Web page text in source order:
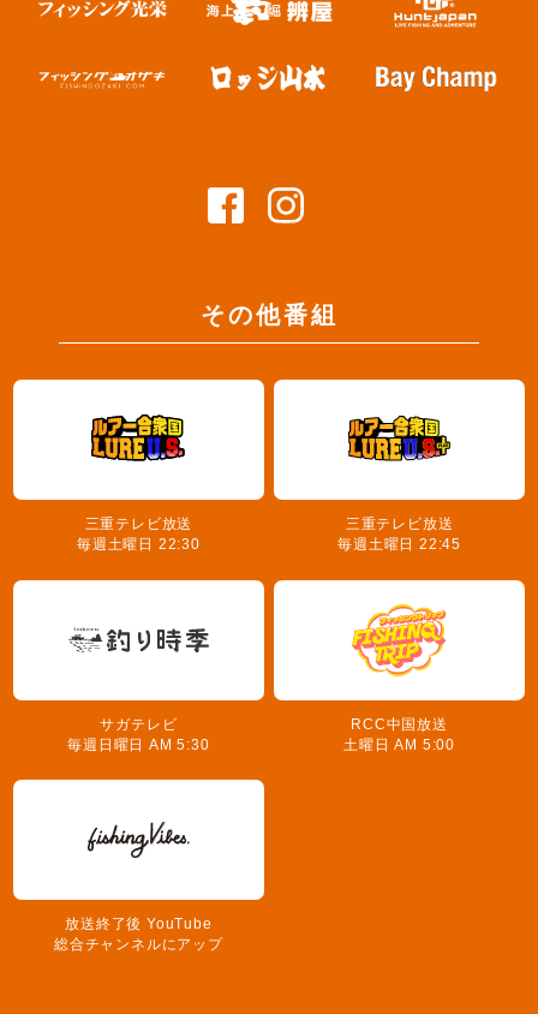
その他番組
三重テレビ放送
毎週土曜日 22:30
三重テレビ放送
毎週土曜日 22:45
サガテレビ
毎週日曜日 AM 5:30
RCC中国放送
土曜日 AM 5:00
放送終了後 YouTube
総合チャンネルにアップ